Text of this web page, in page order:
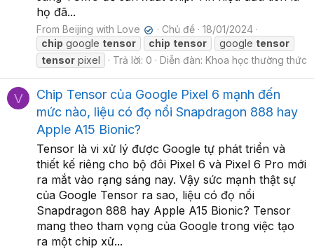
họ đã...
From Beijing with Love ✔ Chủ đề
18/01/2024
chip google tensor chip tensor google tensor
tensor pixel Trả lời: 0 Diễn đàn: Khoa học thường thức
V
Chip Tensor của Google Pixel 6 mạnh đến
mức nào, liệu có đọ nổi Snapdragon 888 hay
Apple A15 Bionic?
Tensor là vi xử lý được Google tự phát triển và
thiết kế riêng cho bộ đôi Pixel 6 và Pixel 6 Pro mới
ra mắt vào rạng sáng nay. Vậy sức mạnh thật sự
của Google Tensor ra sao, liệu có đọ nổi
Snapdragon 888 hay Apple A15 Bionic? Tensor
mang theo tham vọng của Google trong việc tạo
ra một chip xử...